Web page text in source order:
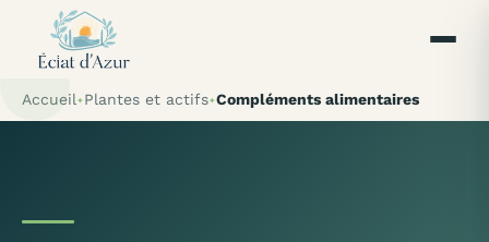
Accueil Plantes et actifs Compléments alimentaires